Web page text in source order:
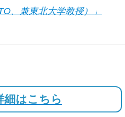
、兼東北大学教授）」
細はこちら